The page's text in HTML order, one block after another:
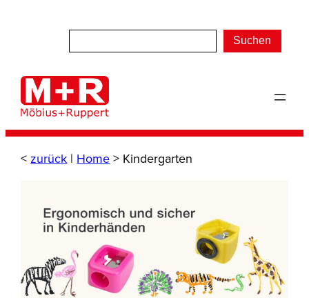
Suchen
< zurück | Home> Kindergarten